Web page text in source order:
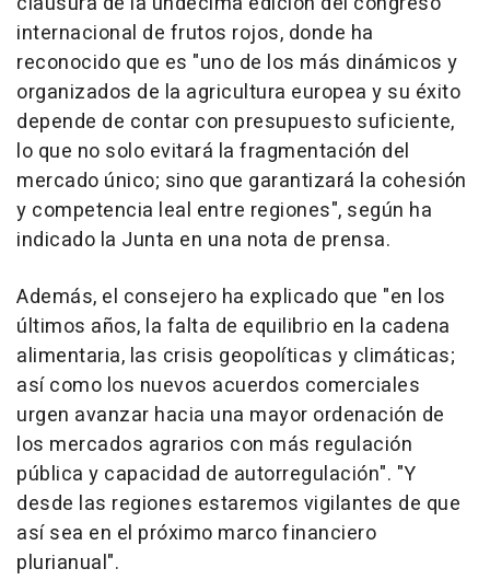
internacional de frutos rojos, donde ha
reconocido que es "uno de los más dinámicos y
organizados de la agricultura europea y su éxito
depende de contar con presupuesto suficiente,
lo que no solo evitará la fragmentación del
mercado único; sino que garantizará la cohesión
y competencia leal entre regiones", según ha
indicado la Junta en una nota de prensa.
Además, el consejero ha explicado que "en los
últimos años, la falta de equilibrio en la cadena
alimentaria, las crisis geopolíticas y climáticas;
así como los nuevos acuerdos comerciales
urgen avanzar hacia una mayor ordenación de
los mercados agrarios con más regulación
pública y capacidad de autorregulación". "Y
desde las regiones estaremos vigilantes de que
así sea en el próximo marco financiero
plurianual".